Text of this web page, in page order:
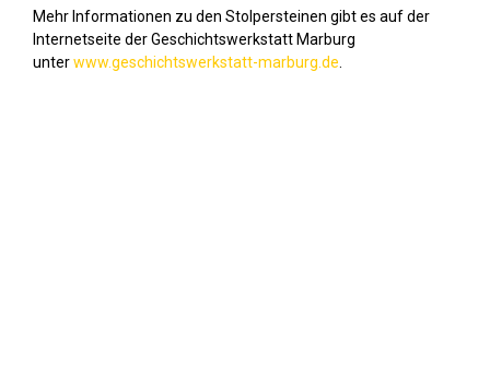
Mehr Informationen zu den Stolpersteinen gibt es auf der
Internetseite der Geschichtswerkstatt Marburg
unterwww.geschichtswerkstatt-marburg.de